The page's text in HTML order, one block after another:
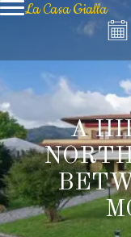
La Casa Gialla
A